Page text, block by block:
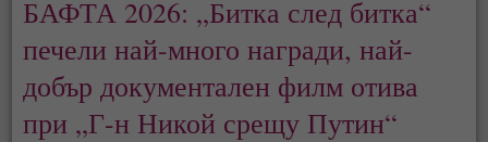
БАФТА 2026: „Битка след битка“
печели най-много награди, най-
добър документален филм отива
при „Г-н Никой срещу Путин“